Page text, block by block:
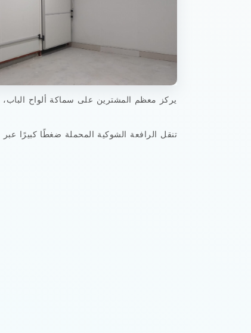
يركز معظم المشترين على سماكة ألواح الباب،
تنقل الرافعة الشوكية المحملة ضغطًا كبيرًا